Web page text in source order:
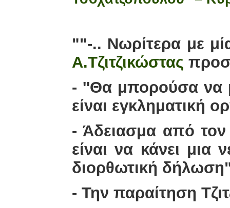
""-.. Νωρίτερα με
Α.Τζιτζικώστας
- ''Θα μπορούσα να
είναι εγκληματική
- Άδειασμα από
είναι να κάνει μια
διορθωτική
- Την παραίτηση